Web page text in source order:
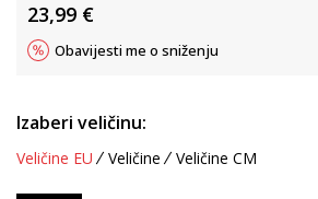
23,99 €
Obavijesti me o sniženju
Izaberi veličinu:
Veličine EU Veličine Veličine CM